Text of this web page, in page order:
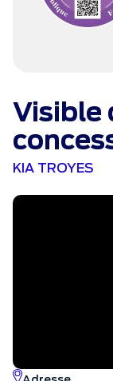
Visible
KIA TROYES